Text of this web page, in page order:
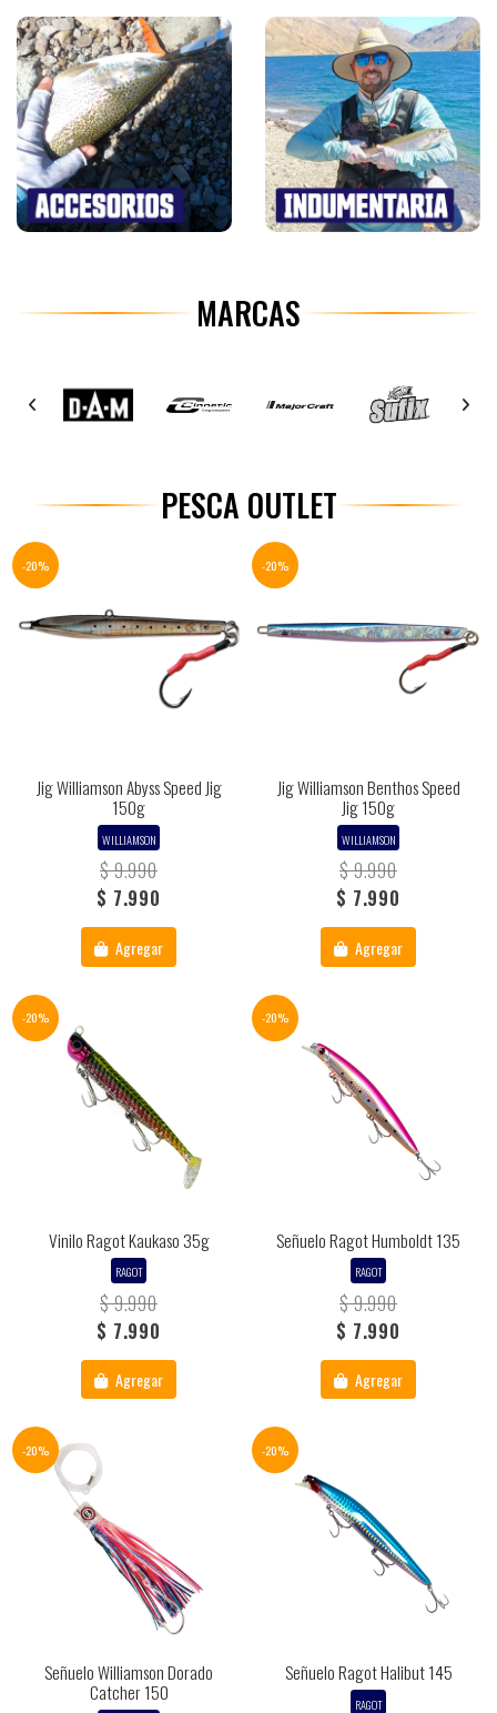
MARCAS
PESCA OUTLET
-20%
Jig Williamson Abyss Speed Jig
150g
WILLIAMSON
$ 9.990
$ 7.990
Agregar
-20%
Jig Williamson Benthos Speed
Jig 150g
WILLIAMSON
$ 9.990
$ 7.990
Agregar
-20%
Vinilo Ragot Kaukaso 35g
RAGOT
$ 9.990
$ 7.990
Agregar
-20%
Señuelo Ragot Humboldt 135
RAGOT
$ 9.990
$ 7.990
Agregar
-20%
Señuelo Williamson Dorado
Catcher 150
-20%
Señuelo Ragot Halibut 145
RAGOT